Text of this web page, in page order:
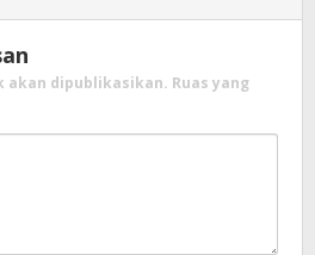
akan dipublikasikan. Ruas yang